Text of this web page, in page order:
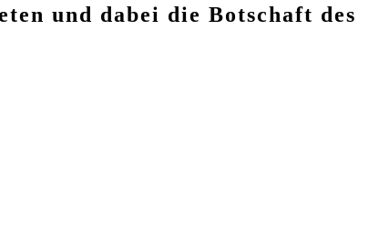
und dabei die Botschaft des